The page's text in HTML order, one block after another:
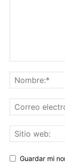
Guardar mi